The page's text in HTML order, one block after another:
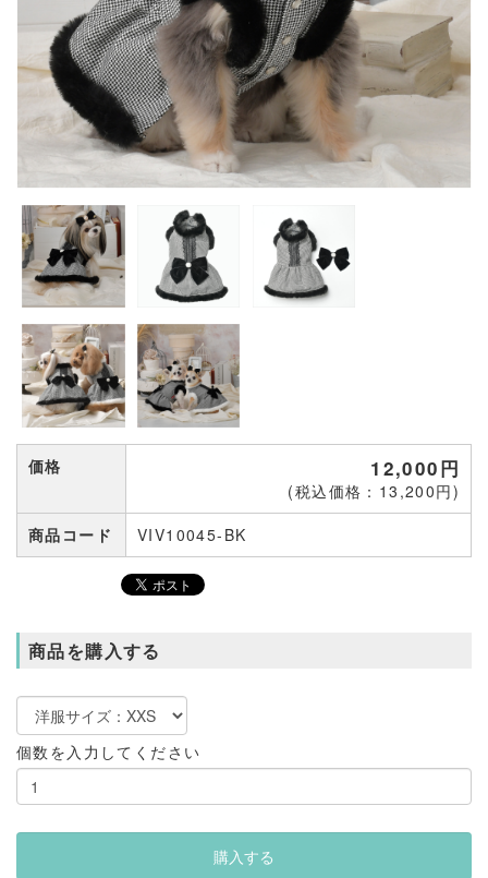
価格 12,000円
(税込価格：13,200円)
商品コード
VIV10045-BK
商品を購入する
個数を入力してください